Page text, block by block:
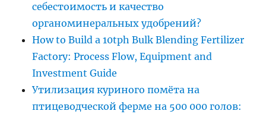
себестоимость и качество
органоминеральных удобрений?
How to Build a 10tph Bulk Blending Fertilizer
Factory: Process Flow, Equipment and
Investment Guide
Утилизация куриного помёта на
птицеводческой ферме на 500 000 голов: